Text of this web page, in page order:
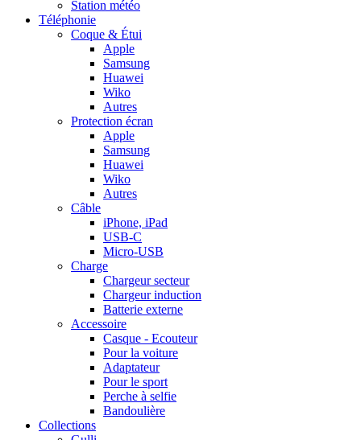
Station météo
Téléphonie
Coque & Étui
Apple
Samsung
Huawei
Wiko
Autres
Protection écran
Apple
Samsung
Huawei
Wiko
Autres
Câble
iPhone, iPad
USB-C
Micro-USB
Charge
Chargeur secteur
Chargeur induction
Batterie externe
Accessoire
Casque - Ecouteur
Pour la voiture
Adaptateur
Pour le sport
Perche à selfie
Bandoulière
Collections